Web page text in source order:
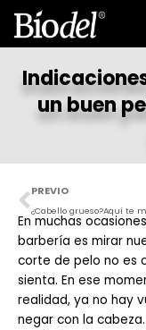
contenido
un buen
Prev
PREVIO
En muchas
barbería es mirar
corte de pelo no es
sienta. En ese
realidad, ya no hay
negar con la